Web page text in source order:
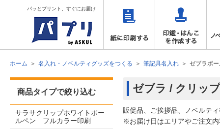
パッとプリント、すぐにお届け
ホーム 名入れ・ノベルティグッズをつくる 筆記具名入れ ゼブラボ
ゼブラ / クリッ
販促品、ご挨拶品、ノベルテ
※お届け日はエリアやご注文
商品タイプで絞り込む
サラサクリップホワイトボー
ルペン フルカラー印刷